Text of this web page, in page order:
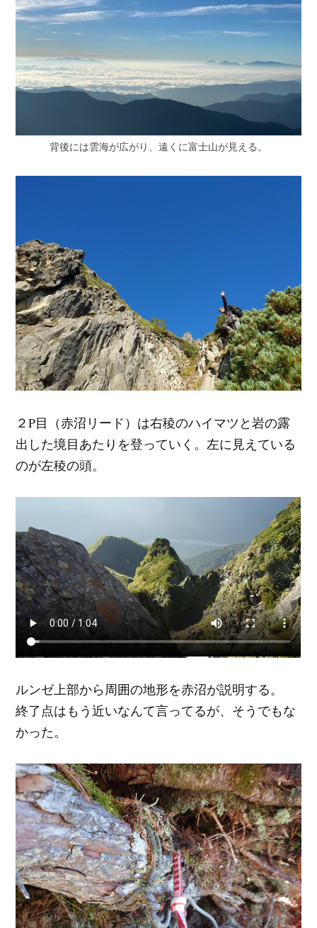
背後には雲海が広がり、遠くに富士山が見える。
２P目（赤沼リード）は右稜のハイマツと岩の露
出した境目あたりを登っていく。左に見えている
のが左稜の頭。
ルンゼ上部から周囲の地形を赤沼が説明する。
終了点はもう近いなんて言ってるが、そうでもな
かった。